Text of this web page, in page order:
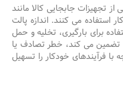
از تجهیزات جابجایی کالا مانند
استفاده می کنند. اندازه پالت
برای بارگیری، تخلیه و حمل
تضمین می کند، خطر تصادف یا
فرآیندهای خودکار را تسهیل